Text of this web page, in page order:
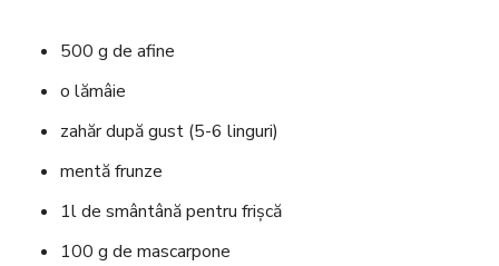
500 g de afine
o lămâie
zahăr după gust (5-6 linguri)
mentă frunze
1l de smântână pentru frișcă
100 g de mascarpone